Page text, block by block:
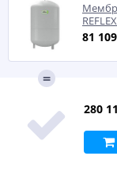
81
280